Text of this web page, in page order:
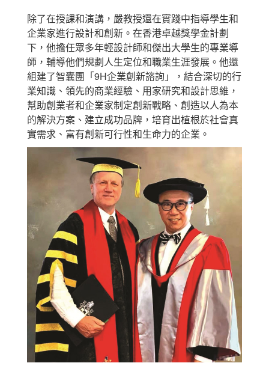
除了在授課和演講，嚴教授還在實踐中指導學生和
企業家進行設計和創新。在香港卓越獎學金計劃
下，他擔任眾多年輕設計師和傑出大學生的專業導
師，輔導他們規劃人生定位和職業生涯發展。他還
組建了智囊團「9H企業創新諮詢」，結合深切的行
業知識、領先的商業經驗、用家研究和設計思維，
幫助創業者和企業家制定創新戰略、創造以人為本
的解決方案、建立成功品牌，培育出植根於社會真
實需求、富有創新可行性和生命力的企業。